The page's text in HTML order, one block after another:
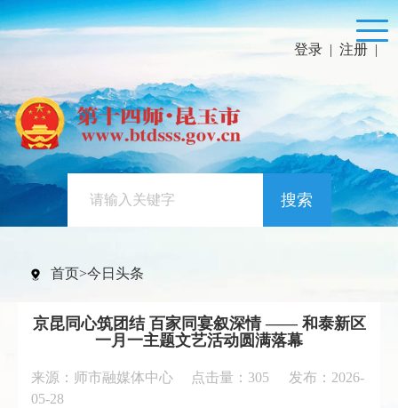
登录 | 注册 |
搜索
首页>今日头条
京昆同心筑团结 百家同宴叙深情 —— 和泰新区
一月一主题文艺活动圆满落幕
来源：师市融媒体中心 点击量： 305
发布：2026-
05-28